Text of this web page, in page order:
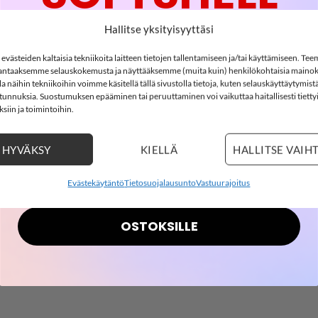
Hallitse yksityisyyttäsi
kaltaisia tekniikoita laitteen tietojen tallentamiseen ja/tai käyttämiseen.
selauskokemusta ja näyttääksemme (muita kuin) henkilökohtaisia
näihin tekniikoihin voimme käsitellä tällä sivustolla tietoja, kuten
Suostumuksen epääminen tai peruuttaminen voi vaikuttaa haitallisesti
ja toimintoihin.
HYVÄKSY KIELLÄ HALLITSE
EvästekäytäntöTietosuojalausuntoVastuurajoitus
merinovillainen kauluri, Ombre Blue
mulesing-vapaata merinovillaa. Kauluri on sopiva 1-5-
-15%
15% ALENNUS KOODILLA:SOFTSHELL15
2
02
days
06
hours
:25
minutes
:22
seconds
OSTOKSILLE